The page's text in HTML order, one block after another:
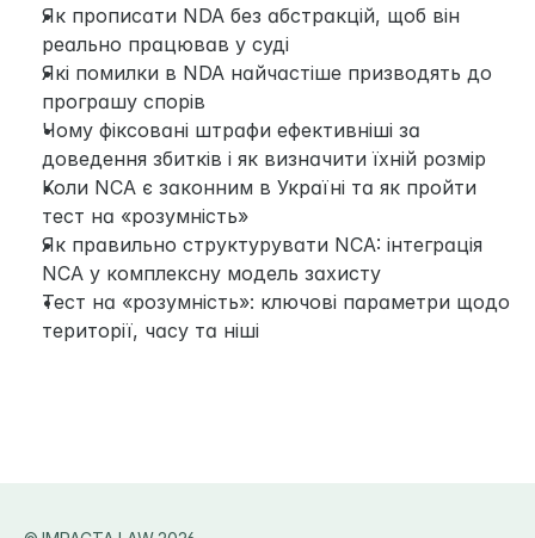
Як прописати NDA без абстракцій, щоб він
реально працював у суді
Які помилки в NDA найчастіше призводять до
програшу спорів
Чому фіксовані штрафи ефективніші за
доведення збитків і як визначити їхній розмір
Коли NCA є законним в Україні та як пройти
тест на «розумність»
Як правильно структурувати NCA: інтеграція
NCA у комплексну модель захисту
Тест на «розумність»: ключові параметри щодо
території, часу та ніші